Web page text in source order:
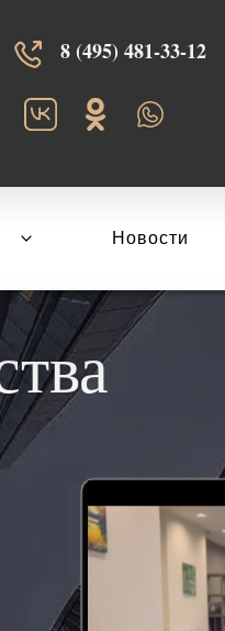
8 (495) 481-33-12‬‬
Новости